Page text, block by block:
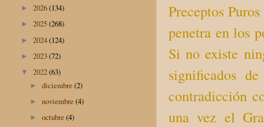
Preceptos
penetra en los
Si no existe
significados
contradicción
una vez el
► 2026(134)
► 2025(268)
► 2024(124)
► 2023(72)
▼ 2022(63)
►diciembre(2)
►noviembre(4)
►octubre(4)